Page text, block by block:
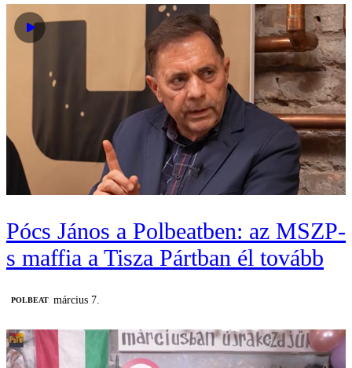
Pócs János a Polbeatben: az MSZP-
s maffia a Tisza Pártban él tovább
‎POLBEAT március 7.